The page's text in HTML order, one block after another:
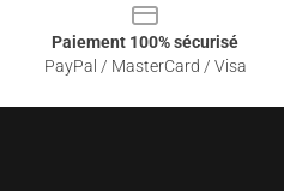
Paiement 100% sécurisé
PayPal / MasterCard / Visa